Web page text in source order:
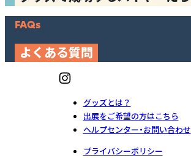
FAQs
よくある質問
グッズとは？
出展をご希望の方はこちら
ヘルプセンター・お問い合わせ
プライバシーポリシー